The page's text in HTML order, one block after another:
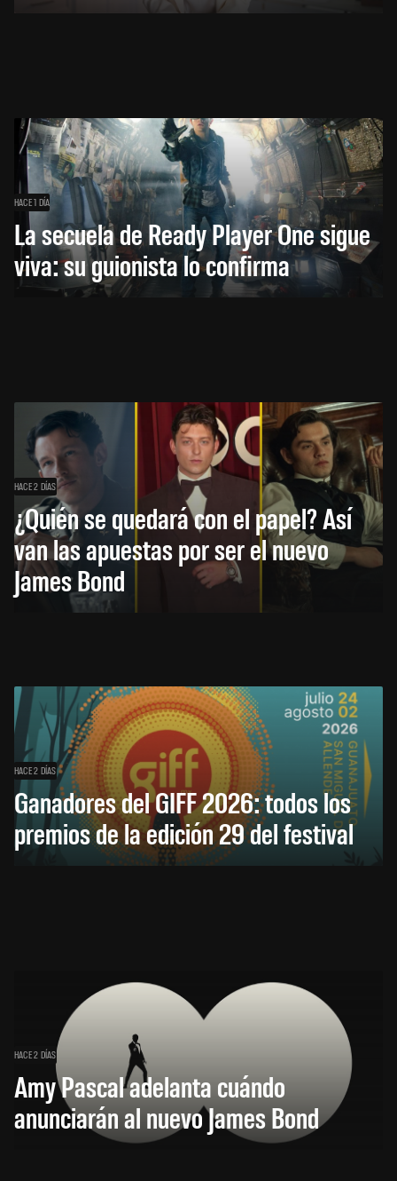
HACE 1 DÍA
La secuela de Ready Player One sigue
viva: su guionista lo confirma
HACE 2 DÍAS
¿Quién se quedará con el papel? Así
van las apuestas por ser el nuevo
James Bond
HACE 2 DÍAS
Ganadores del GIFF 2026: todos los
premios de la edición 29 del festival
HACE 2 DÍAS
Amy Pascal adelanta cuándo
anunciarán al nuevo James Bond